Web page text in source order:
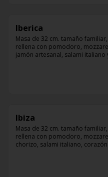
Iberica
Masa de 32 cm. tamaño familiar,
rellena con pomodoro,
jamón artesanal, salami italiano
Ibiza
Masa de 32 cm. tamaño familiar,
rellena con pomodoro,
chorizo, salami italiano,